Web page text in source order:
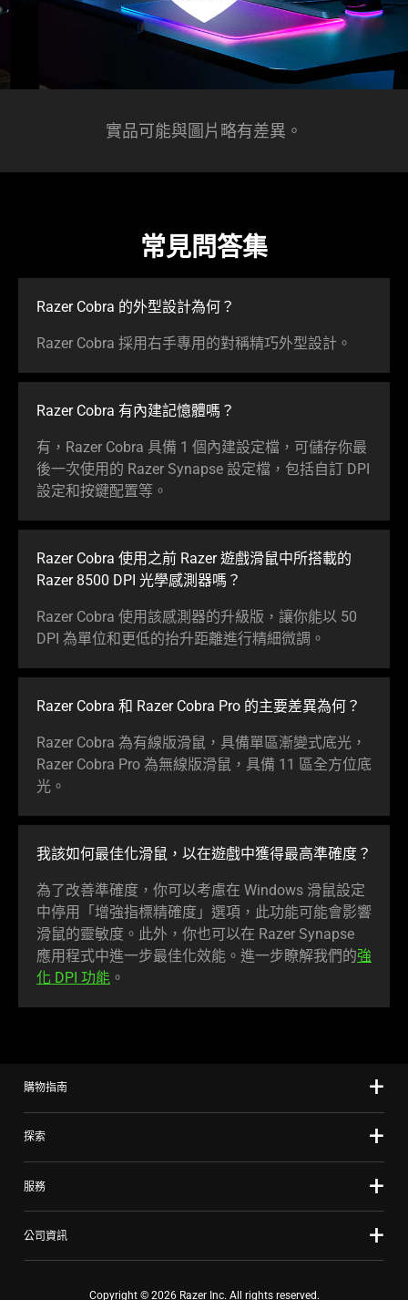
實品可能與圖片略有差異。
常見問答集
Razer Cobra 的外型設計為何？
Razer Cobra 採用右手專用的對稱精巧外型設計。
Razer Cobra 有內建記憶體嗎？
有，Razer Cobra 具備 1 個內建設定檔，可儲存你最
後一次使用的 Razer Synapse 設定檔，包括自訂 DPI
設定和按鍵配置等。
Razer Cobra 使用之前 Razer 遊戲滑鼠中所搭載的
Razer 8500 DPI 光學感測器嗎？
Razer Cobra 使用該感測器的升級版，讓你能以 50
DPI 為單位和更低的抬升距離進行精細微調。
Razer Cobra 和 Razer Cobra Pro 的主要差異為何？
Razer Cobra 為有線版滑鼠，具備單區漸變式底光，
Razer Cobra Pro 為無線版滑鼠，具備 11 區全方位底
光。
我該如何最佳化滑鼠，以在遊戲中獲得最高準確度 ？
為了改善準確度，你可以考慮在 Windows 滑鼠設定
中停用「增強指標精確度」選項，此功能可能會影響
滑鼠的靈敏度。此外，你也可以在 Razer Synapse
應用程式中進一步最佳化效能。進一步瞭解我們的強
化 DPI 功能 。
購物指南
探索
服務
公司資訊
Copyright © 2026 Razer Inc. All rights reserved.